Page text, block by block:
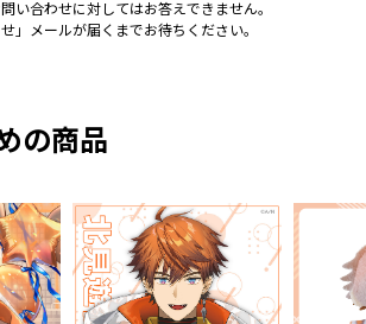
い合わせに対してはお答えできません。
」メールが届くまでお待ちください。
の商品